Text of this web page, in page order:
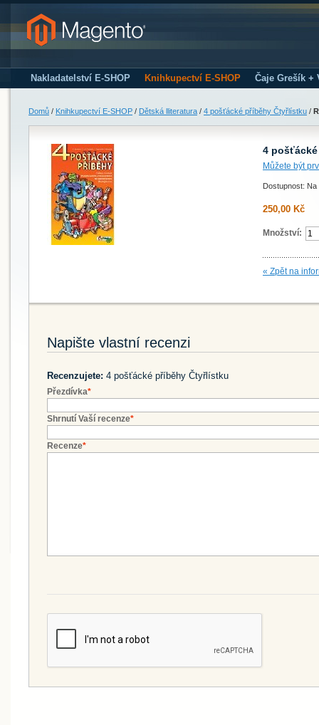
Nakladatelství E-SHOP Knihkupectví E-SHOP Čaje Grešík +
Domů / Knihkupectví E-SHOP / Dětská lliteratura / 4 pošťácké příběhy Čtyřlístku /
4
Můžete být
Dostupnost: Na
250,00 Kč
Množství:
« Zpět na
Napište vlastní recenzi
Recenzujete: 4 pošťácké příběhy Čtyřlístku
Přezdívka*
Shrnutí Vaší recenze*
Recenze*